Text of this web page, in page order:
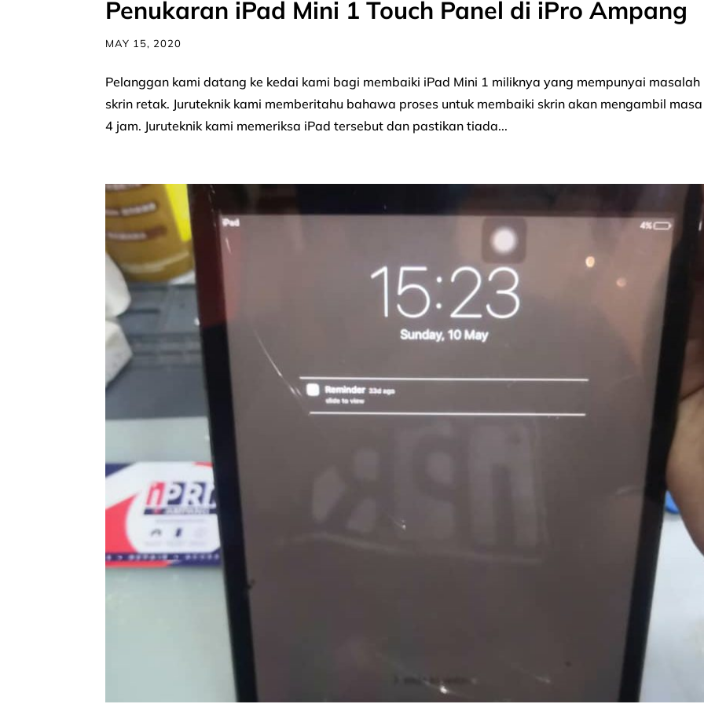
Penukaran iPad Mini 1 Touch Panel di iPro Ampang
MAY 15, 2020
Pelanggan kami datang ke kedai kami bagi membaiki iPad Mini 1 miliknya yang mempunyai masalah
skrin retak. Juruteknik kami memberitahu bahawa proses untuk membaiki skrin akan mengambil
4 jam. Juruteknik kami memeriksa iPad tersebut dan pastikan tiada...